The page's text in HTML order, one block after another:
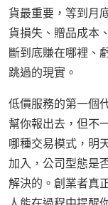
貨最重要，等到月
貨損失、贈品成本
斷到底賺在哪裡、
跳過的現實。
低價服務的第一個
幫你報出去，但不
哪種交易模式，明
加入，公司型態是
解決的。創業者真